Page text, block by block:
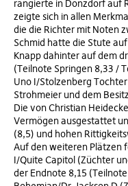
rangierte in Donzdorf auf
zeigte sich in allen
die die Richter mit Noten
Schmid hatte die Stute
Knapp dahinter auf dem
(Teilnote Springen 8,33 /
Uno I/Stolzenberg
Strohmeier und dem
Die von Christian
Vermögen ausgestattet
(8,5) und hohen
Auf den weiteren Plätzen
I/Quite Capitol (Züchter
der Endnote 8,15